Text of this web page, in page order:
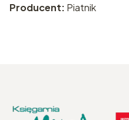
Producent: Piatnik